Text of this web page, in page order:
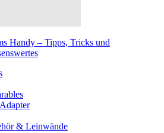
Handy – Tipps, Tricks und
& Leinwände